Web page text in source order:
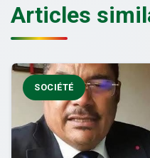
Articles
SOCIÉTÉ